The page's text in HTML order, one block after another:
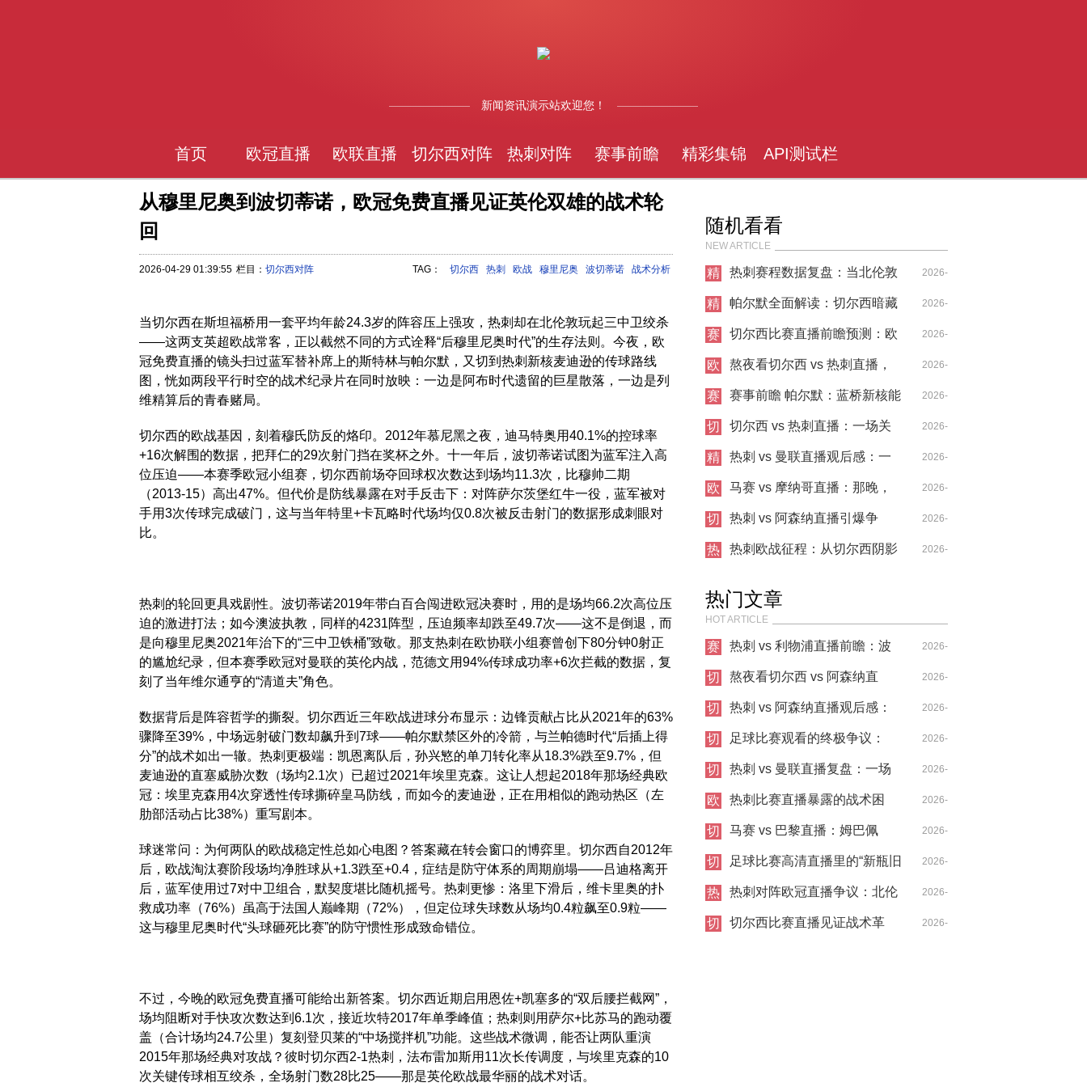
新闻资讯演示站欢迎您！
首页 欧冠直播 欧联直播 切尔西对阵 热刺对阵 赛事前瞻 精彩集锦 API测试栏
从穆里尼奥到波切蒂诺，欧冠免费直播见证英伦双雄的战术轮
回
2026-04-29 01:39:55 栏目： 切尔西对阵 TAG： 切尔西 热刺 欧战 穆里尼奥 波切蒂诺 战术分析
当切尔西在斯坦福桥用一套平均年龄24.3岁的阵容压上强攻，热刺却在北伦敦玩起三中卫绞杀
——这两支英超欧战常客，正以截然不同的方式诠释“后穆里尼奥时代”的生存法则。今夜，欧
冠免费直播的镜头扫过蓝军替补席上的斯特林与帕尔默，又切到热刺新核麦迪逊的传球路线
图，恍如两段平行时空的战术纪录片在同时放映：一边是阿布时代遗留的巨星散落，一边是列
维精算后的青春赌局。
切尔西的欧战基因，刻着穆氏防反的烙印。2012年慕尼黑之夜，迪马特奥用40.1%的控球率
+16次解围的数据，把拜仁的29次射门挡在奖杯之外。十一年后，波切蒂诺试图为蓝军注入高
位压迫——本赛季欧冠小组赛，切尔西前场夺回球权次数达到场均11.3次，比穆帅二期
（2013-15）高出47%。但代价是防线暴露在对手反击下：对阵萨尔茨堡红牛一役，蓝军被对
手用3次传球完成破门，这与当年特里+卡瓦略时代场均仅0.8次被反击射门的数据形成刺眼对
比。
热刺的轮回更具戏剧性。波切蒂诺2019年带白百合闯进欧冠决赛时，用的是场均66.2次高位压
迫的激进打法；如今澳波执教，同样的4231阵型，压迫频率却跌至49.7次——这不是倒退，而
是向穆里尼奥2021年治下的“三中卫铁桶”致敬。那支热刺在欧协联小组赛曾创下80分钟0射正
的尴尬纪录，但本赛季欧冠对曼联的英伦内战，范德文用94%传球成功率+6次拦截的数据，复
刻了当年维尔通亨的“清道夫”角色。
数据背后是阵容哲学的撕裂。切尔西近三年欧战进球分布显示：边锋贡献占比从2021年的63%
骤降至39%，中场远射破门数却飙升到7球——帕尔默禁区外的冷箭，与兰帕德时代“后插上得
分”的战术如出一辙。热刺更极端：凯恩离队后，孙兴慜的单刀转化率从18.3%跌至9.7%，但
麦迪逊的直塞威胁次数（场均2.1次）已超过2021年埃里克森。这让人想起2018年那场经典欧
冠：埃里克森用4次穿透性传球撕碎皇马防线，而如今的麦迪逊，正在用相似的跑动热区（左
肋部活动占比38%）重写剧本。
球迷常问：为何两队的欧战稳定性总如心电图？答案藏在转会窗口的博弈里。切尔西自2012年
后，欧战淘汰赛阶段场均净胜球从+1.3跌至+0.4，症结是防守体系的周期崩塌——吕迪格离开
后，蓝军使用过7对中卫组合，默契度堪比随机摇号。热刺更惨：洛里下滑后，维卡里奥的扑
救成功率（76%）虽高于法国人巅峰期（72%），但定位球失球数从场均0.4粒飙至0.9粒——
这与穆里尼奥时代“头球砸死比赛”的防守惯性形成致命错位。
不过，今晚的欧冠免费直播可能给出新答案。切尔西近期启用恩佐+凯塞多的“双后腰拦截网”，
场均阻断对手快攻次数达到6.1次，接近坎特2017年单季峰值；热刺则用萨尔+比苏马的跑动覆
盖（合计场均24.7公里）复刻登贝莱的“中场搅拌机”功能。这些战术微调，能否让两队重演
2015年那场经典对攻战？彼时切尔西2-1热刺，法布雷加斯用11次长传调度，与埃里克森的10
次关键传球相互绞杀，全场射门数28比25——那是英伦欧战最华丽的战术对话。
随机看看
NEW ARTICLE
精
集
热刺赛程数据复盘：当北伦敦
德比点燃欧战烽火
2026-
04-29
精
集
帕尔默全面解读：切尔西暗藏
热刺防线七寸，欧战席位争夺
的关键变量
2026-
04-29
赛
前
切尔西比赛直播前瞻预测：欧
战关键战热刺的破碎防线与蓝
军进攻谜题
2026-
04-29
欧
直
熬夜看切尔西 vs 热刺直播，
这比赛真把我看麻了
2026-
04-18
赛
前
赛事前瞻 帕尔默：蓝桥新核能
否撕破热刺防线
2026-
05-21
切
西
敦
比
切尔西 vs 热刺直播：一场关
乎尊严与复仇的伦敦德比
2026-
04-21
精
集
热刺 vs 曼联直播观后感：一
场被VAR抢戏的经典对攻战
2026-
04-14
欧
直
马赛 vs 摩纳哥直播：那晚，
我的啤酒和南野拓实的左脚一
样冰凉
2026-
04-14
切
西
对
阵
热刺 vs 阿森纳直播引爆争
议，阿尔特塔40分钟换人直接
2026-
04-26
热
阵
热刺欧战征程：从切尔西阴影 2026-
热门文章
HOT ARTICLE
赛
前
热刺 vs 利物浦直播前瞻：波
叔的“七伤拳”，能破克洛普
的“重金属”吗？
2026-
04-14
切
西
敦
比
熬夜看切尔西 vs 阿森纳直
播，这比赛要素也太多了！
2026-
04-20
切
西
点
热刺 vs 阿森纳直播观后感：
北伦敦的雨夜，心跳比雨点更
急
2026-
04-21
切
西
他
阵
足球比赛观看的终极争议：
VAR，是守护公正还是扼杀激
情？
2026-
04-14
切
西
敦
比
热刺 vs 曼联直播复盘：一场
被VAR切割的战术博弈，麦迪
逊导演逆转
2026-
04-18
欧
直
热刺比赛直播暴露的战术困
局：控球率七成却输得没脾气
2026-
04-21
切
西
敦
比
马赛 vs 巴黎直播：姆巴佩
的“散步”是战术毒药还是天才
特权？
2026-
04-14
切
西
点
足球比赛高清直播里的“新瓶旧
酒”：当哈兰德遇见希勒，暴力
美学的数字革命
2026-
04-14
热
对
热刺对阵欧冠直播争议：北伦
敦德比之外的欧战暗战
2026-
04-30
切
切尔西比赛直播见证战术革 2026-